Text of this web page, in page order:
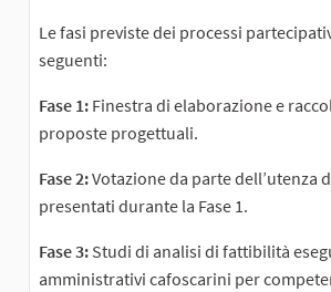
Le fasi previste dei processi
seguenti:
Fase 1: Finestra di elaborazione e
proposte progettuali.
Fase 2:Votazione da parte dell’utenza
presentati durante la Fase 1.
Fase 3: Studi di analisi di fattibilità
amministrativi cafoscarini per